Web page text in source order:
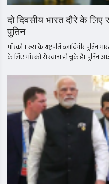
दो दिवसीय भारत दौरे के लिए
पुतिन
मॉस्को । रूस के राष्ट्रपति व्लादिमीर पुतिन
के लिए मॉस्को से रवाना हो चुके हैं। पुतिन